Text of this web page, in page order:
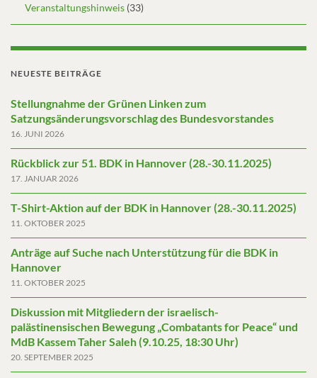
Veranstaltungshinweis (33)
NEUESTE BEITRÄGE
Stellungnahme der Grünen Linken zum
Satzungsänderungsvorschlag des Bundesvorstandes
16. JUNI 2026
Rückblick zur 51. BDK in Hannover (28.-30.11.2025)
17. JANUAR 2026
T-Shirt-Aktion auf der BDK in Hannover (28.-30.11.2025)
11. OKTOBER 2025
Anträge auf Suche nach Unterstützung für die BDK in
Hannover
11. OKTOBER 2025
Diskussion mit Mitgliedern der israelisch-
palästinensischen Bewegung „Combatants for Peace“ und
MdB Kassem Taher Saleh (9.10.25, 18:30 Uhr)
20. SEPTEMBER 2025